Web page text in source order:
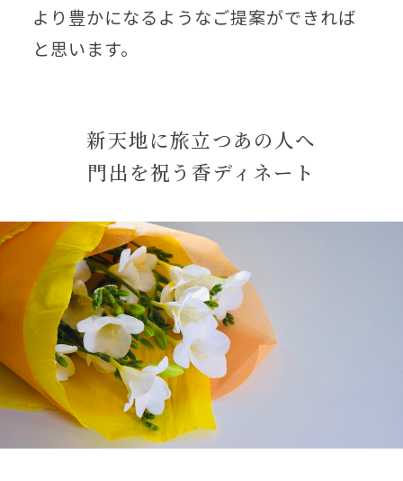
より豊かになるようなご提案ができれば
と思います。
新天地に旅立つあの人へ
門出を祝う香ディネート